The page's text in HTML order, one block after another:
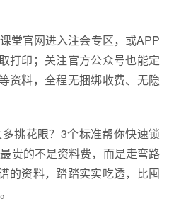
堂官网进入注会专区，或APP
打印；关注官方公众号也能定
资料，全程无捆绑收费、无隐
挑花眼？3个标准帮你快速锁
贵的不是资料费，而是走弯路
的资料，踏踏实实吃透，比囤